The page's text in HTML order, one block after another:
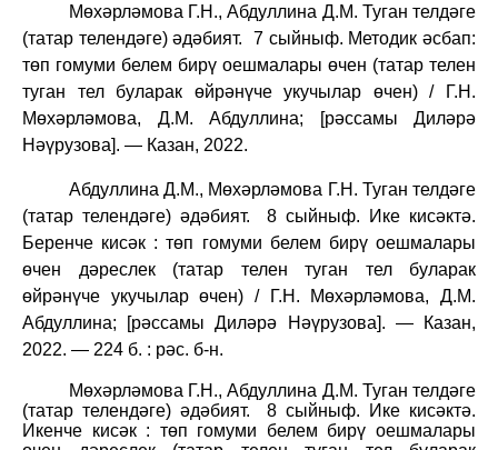
Мөхәрләмова Г.Н., Абдуллина Д.М. Туган телдәге
(татар телендәге) әдәбият.
7 сыйныф. Методик әсбап:
төп гомуми белем бирү оешмалары өчен (татар телен
туган тел буларак өйрәнүче укучылар өчен) / Г.Н.
Мөхәрләмова, Д.М. Абдуллина; [рәссамы Диләрә
Нәүрузова]. — Казан, 2022.
Абдуллина Д.М., Мөхәрләмова Г.Н. Туган телдәге
(татар телендәге) әдәбият.
8 сыйныф. Ике кисәктә.
Беренче кисәк : төп гомуми белем бирү оешмалары
өчен дәреслек (татар телен туган тел буларак
өйрәнүче укучылар өчен) / Г.Н. Мөхәрләмова, Д.М.
Абдуллина; [рәссамы Диләрә Нәүрузова]. — Казан,
2022. — 224 б. : рәс. б-н.
Мөхәрләмова Г.Н., Абдуллина Д.М. Туган телдәге
(татар телендәге) әдәбият.
8 сыйныф. Ике кисәктә.
Икенче кисәк : төп гомуми белем бирү оешмалары